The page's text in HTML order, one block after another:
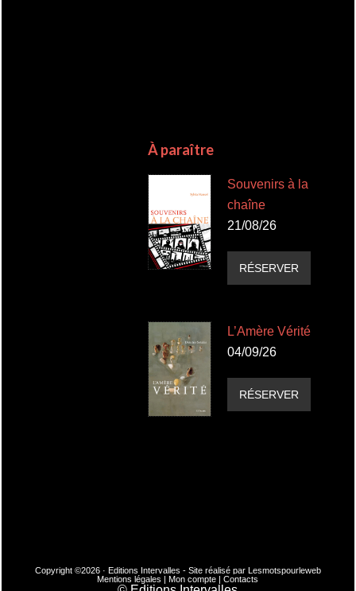
À paraître
Souvenirs à la
chaîne
21/08/26
RÉSERVER
L’Amère Vérité
04/09/26
RÉSERVER
Copyright ©2026 · Editions Intervalles - Site réalisé par Lesmotspourleweb
Mentions légales |Mon compte |Contacts